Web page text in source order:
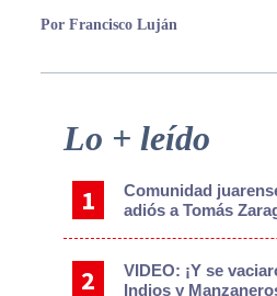
Por Francisco Luján
Primary
Lo + leído
Comunidad
adiós a Tomás
VIDEO: ¡Y se
Indios y